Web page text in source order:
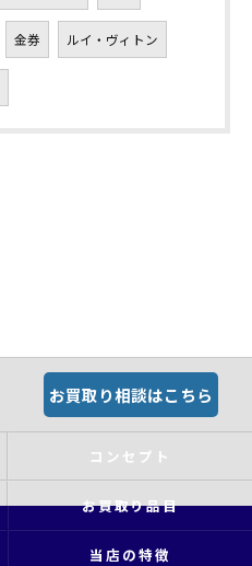
金券 ルイ・ヴィトン
お買取り相談はこちら
コンセプト
お買取り品目
当店の特徴